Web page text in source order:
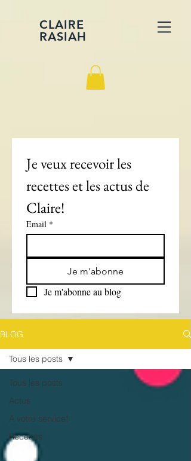
CLAIRE
RASIAH
Je veux recevoir les
recettes et les actus de
Claire!
Email *
Je m'abonne
Je m'abonne au blog
BLOG
Tous les posts
Actus
A votre service!
Recettes
Tous les posts